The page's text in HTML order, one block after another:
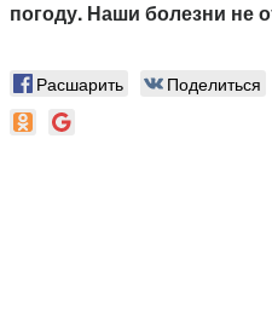
погоду. Наши болезни не
Расшарить Поделиться